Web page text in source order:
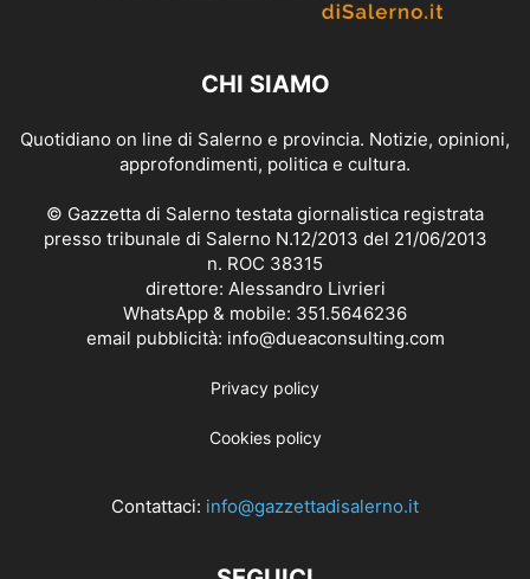
CHI SIAMO
Quotidiano on line di Salerno e provincia. Notizie, opinioni,
approfondimenti, politica e cultura.
© Gazzetta di Salerno testata giornalistica registrata
presso tribunale di Salerno N.12/2013 del 21/06/2013
n. ROC 38315
direttore: Alessandro Livrieri
WhatsApp & mobile: 351.5646236
email pubblicità: info@dueaconsulting.com
Privacy policy
Cookies policy
Contattaci: info@gazzettadisalerno.it